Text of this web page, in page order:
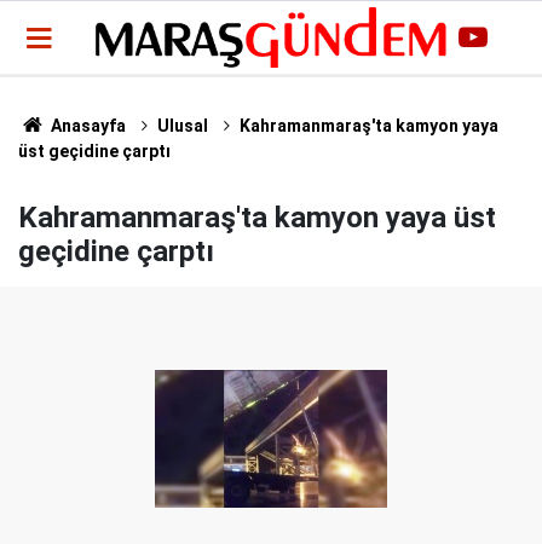
Anasayfa Ulusal
Kahramanmaraş'ta kamyon yaya
üst geçidine çarptı
Kahramanmaraş'ta kamyon yaya üst
geçidine çarptı